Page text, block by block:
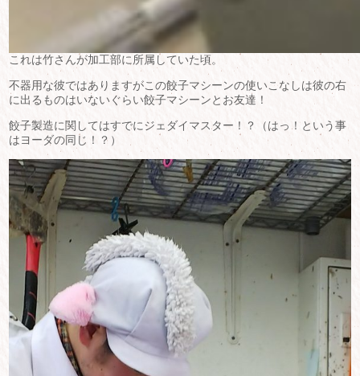
これは竹さんが加工部に所属していた頃。
不器用な彼ではありますがこの餃子マシーンの使いこなしは彼の右
に出るものはいないぐらい餃子マシーンとお友達！
餃子製造に関してはすでにジェダイマスター！？（はっ！という事
はヨーダの同じ！？）